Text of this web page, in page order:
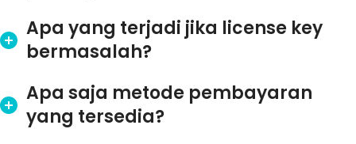
Apa yang terjadi jika license key
bermasalah?
Apa saja metode pembayaran
yang tersedia?